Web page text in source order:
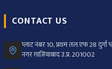
CONTACT US
प्लाट नंबर 10, प्रथम तल.एफ 28
नगर ग़ाज़ियाबाद उ.प्र. 201002